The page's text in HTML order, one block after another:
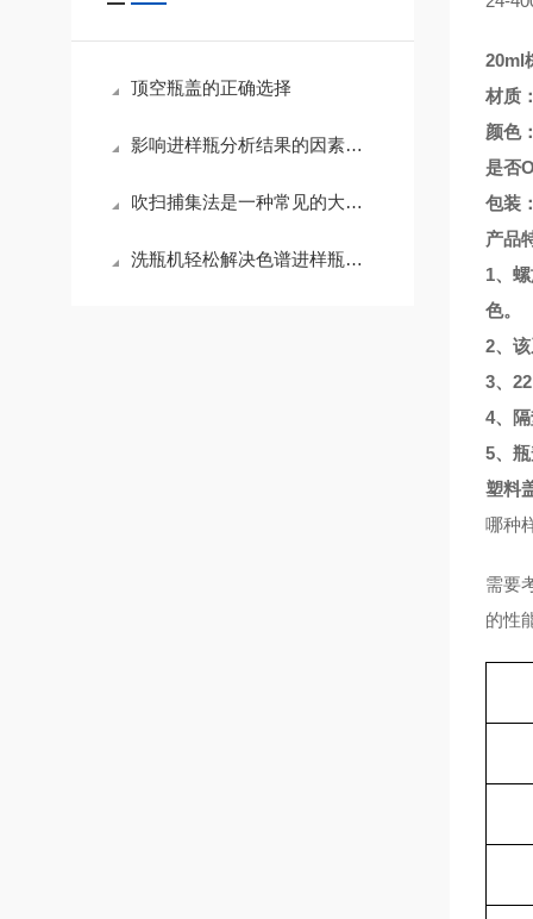
顶空瓶盖的正确选择
影响进样瓶分析结果的因素是这个！
吹扫捕集法是一种常见的大气挥发性有机物（VOCs）采样方法
洗瓶机轻松解决色谱进样瓶又小又多难清洗的问题
20ml
材质
颜色
是否
包装
产品
1、
色。
2、
3、
4、
5、
塑料
哪种
需要
的性